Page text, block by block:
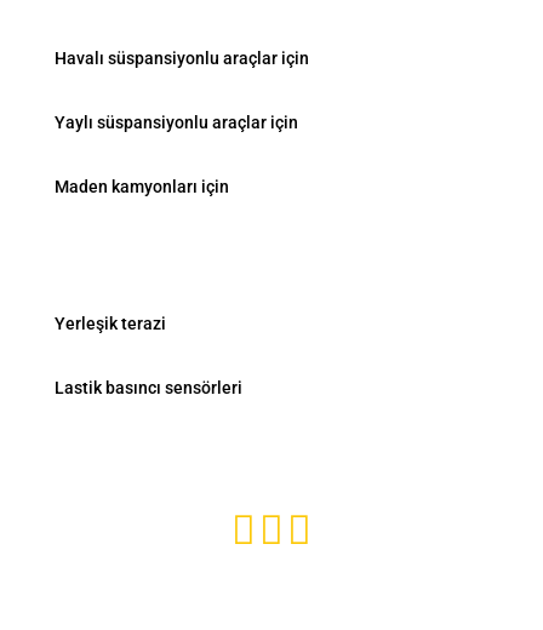
Havalı süspansiyonlu araçlar için
Yaylı süspansiyonlu araçlar için
Maden kamyonları için
Yerleşik terazi
Lastik basıncı sensörleri
  